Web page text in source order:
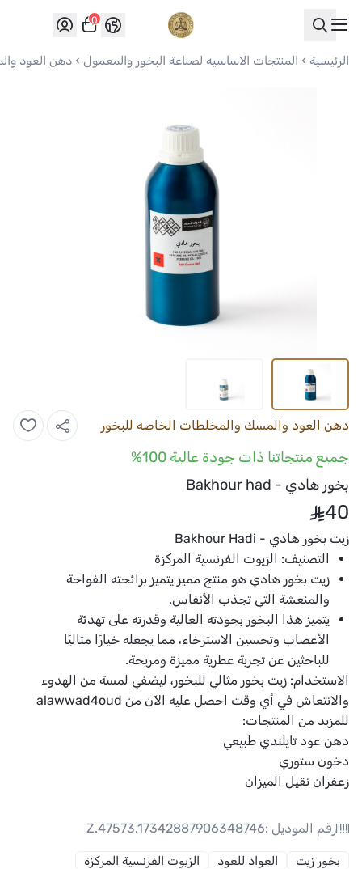
العواد للعود
0
الرئيسية المنتجات الاساسيه لصناعة البخور والمعمول دهن العود
دهن العود والمسك والمخلطات الخاصه للبخور
جميع منتجاتنا ذات جودة عالية 100%
بخور هادي - Bakhour had
40
زيت بخور هادي - Bakhour Hadi
التصنيف: الزيوت الفرنسية المركزة
زيت بخور هادي هو منتج مميز يتميز برائحته الفواحة
والمنعشة التي تجذب الأنفاس.
يتميز هذا البخور بجودته العالية وقدرته على تهدئة
الأعصاب وتحسين الاسترخاء، مما يجعله خيارًا مثاليًا
للباحثين عن تجربة عطرية مميزة ومريحة.
الاستخدام: زيت بخور مثالي للبخور، ليضفي لمسة من الهدوء
والانتعاش في أي وقت احصل عليه الآن من alawwad4oud
للمزيد من المنتجات:
دهن عود تايلندي طبيعي
دخون ستوري
زعفران نقيل الميزان
رقم الموديل :Z.47573.17342887906348746
بخور زيت العواد للعود
الزيوت الفرنسية المركزة